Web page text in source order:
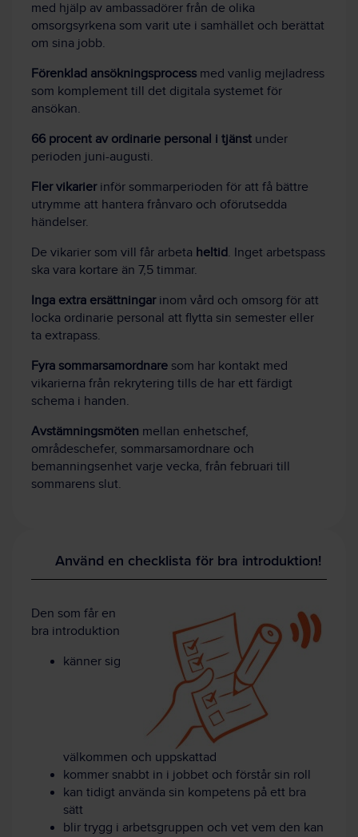
med hjälp av ambassadörer från de olika
omsorgsyrkena som varit ute i samhället och berättat
om sina jobb.
Förenklad ansökningsprocess med vanlig mejladress
som komplement till det digitala systemet för
ansökan.
66 procent av ordinarie personal i tjänst under
perioden juni-augusti.
Fler vikarier inför sommarperioden för att få bättre
utrymme att hantera frånvaro och oförutsedda
händelser.
De vikarier som vill får arbeta heltid. Inget arbetspass
ska vara kortare än 7,5 timmar.
Inga extra ersättningarinom vård och omsorg för att
locka ordinarie personal att flytta sin semester eller
ta extrapass.
Fyra sommarsamordnare som har kontakt med
vikarierna från rekrytering tills de har ett färdigt
schema i handen.
Avstämningsmöten mellan enhetschef,
områdeschefer, sommarsamordnare och
bemanningsenhet varje vecka, från februari till
sommarens slut.
Använd en checklista för bra introduktion!
Den som får en
bra introduktion
känner sig
välkommen och uppskattad
kommer snabbt in i jobbet och förstår sin roll
kan tidigt använda sin kompetens på ett bra
sätt
blir trygg i arbetsgruppen och vet vem den kan